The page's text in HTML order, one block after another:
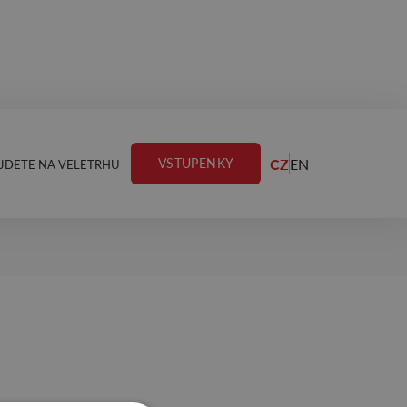
NA VELETRHU VSTUPENKY CZEN